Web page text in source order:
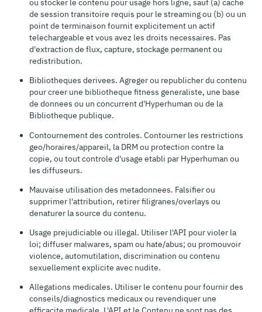
ou stocker le contenu pour usage hors ligne, sauf (a) cache
de session transitoire requis pour le streaming ou (b) ou un
point de terminaison fournit explicitement un actif
telechargeable et vous avez les droits necessaires. Pas
d'extraction de flux, capture, stockage permanent ou
redistribution.
Bibliotheques derivees. Agreger ou republicher du contenu
pour creer une bibliotheque fitness generaliste, une base
de donnees ou un concurrent d'Hyperhuman ou de la
Bibliotheque publique.
Contournement des controles. Contourner les restrictions
geo/horaires/appareil, la DRM ou protection contre la
copie, ou tout controle d'usage etabli par Hyperhuman ou
les diffuseurs.
Mauvaise utilisation des metadonnees. Falsifier ou
supprimer l'attribution, retirer filigranes/overlays ou
denaturer la source du contenu.
Usage prejudiciable ou illegal. Utiliser l'API pour violer la
loi; diffuser malwares, spam ou hate/abus; ou promouvoir
violence, automutilation, discrimination ou contenu
sexuellement explicite avec nudite.
Allegations medicales. Utiliser le contenu pour fournir des
conseils/diagnostics medicaux ou revendiquer une